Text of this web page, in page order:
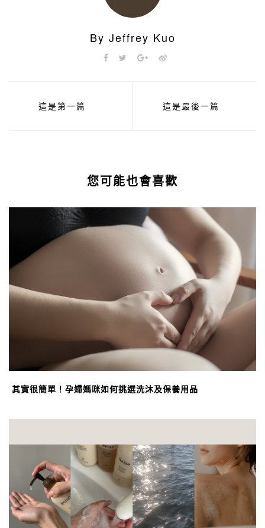
By Jeffrey Kuo
這是第一篇 這是最後一篇
您可能也會喜歡
其實很簡單！孕婦媽咪如何挑選洗沐及保養用品